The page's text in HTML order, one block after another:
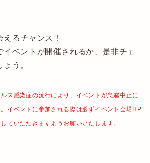
えるチャンス！
イベントが開催されるか、是非チェ
う。
ス感染症の流行により、イベントが急遽中止に
イベントに参加される際は必ずイベント会場HP
していただきますようお願いいたします。